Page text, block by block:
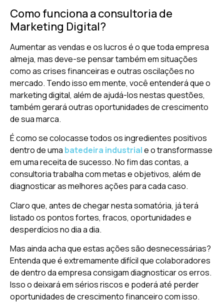
Como funciona a consultoria de
Marketing Digital?
Aumentar as vendas e os lucros é o que toda empresa
almeja, mas deve-se pensar também em situações
como as crises financeiras e outras oscilações no
mercado. Tendo isso em mente, você entenderá que o
marketing digital, além de ajudá-los nestas questões,
também gerará outras oportunidades de crescimento
de sua marca.
É como se colocasse todos os ingredientes positivos
dentro de uma batedeira industriale o transformasse
em uma receita de sucesso. No fim das contas, a
consultoria trabalha com metas e objetivos, além de
diagnosticar as melhores ações para cada caso.
Claro que, antes de chegar nesta somatória, já terá
listado os pontos fortes, fracos, oportunidades e
desperdícios no dia a dia.
Mas ainda acha que estas ações são desnecessárias?
Entenda que é extremamente difícil que colaboradores
de dentro da empresa consigam diagnosticar os erros.
Isso o deixará em sérios riscos e poderá até perder
oportunidades de crescimento financeiro com isso.